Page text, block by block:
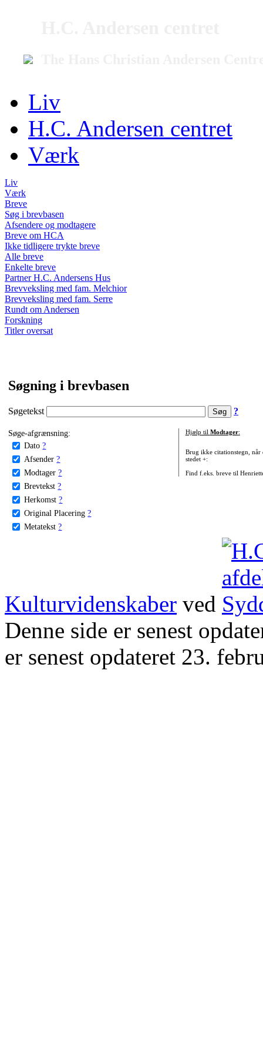
Liv
H.C. Andersen centret
Værk
Liv
Værk
Breve
Søg i brevbasen
Afsendere og modtagere
Breve om HCA
Ikke tidligere trykte breve
Alle breve
Enkelte breve
Partner H.C. Andersens Hus
Brevveksling med fam. Melchior
Brevveksling med fam. Serre
Rundt om Andersen
Forskning
Titler oversat
Søgning i brevbasen
Søgetekst ?
Søge-afgrænsning:
Dato ?
Afsender ?
Modtager ?
Brevtekst ?
Herkomst ?
Original Placering ?
Metatekst ?
Hjælp til Modtager:
Brug ikke citationstegn, når
stedet +:
Find f.eks. breve til
Kulturvidenskaber ved
Denne side er senest
er senest opdateret 23.